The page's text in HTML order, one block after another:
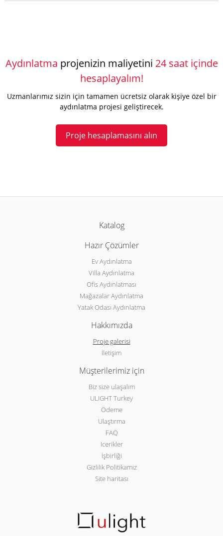
Aydınlatma projenizin maliyetini 24 saat içinde
hesaplayalım!
Uzmanlarımız sizin için tamamen ücretsiz olarak kişiye özel bir
aydınlatma projesi geliştirecek.
Proje hesaplamasını alın
Katalog
Hazır Çözümler
Ev Aydınlatma
Villa Aydınlatma
Ofis Aydınlatması
Mağazalar Aydınlatma
Yatak Odası Aydınlatma
Hakkımızda
Proje galerisi
İletişim
Müşterilerimiz için
Biz size ulaşalım
ULIGHT Turkey
Ödeme
Ulaştırma
FAQ
Icerikler
İşbirliği
Gizlilik Politikamız
Site haritası